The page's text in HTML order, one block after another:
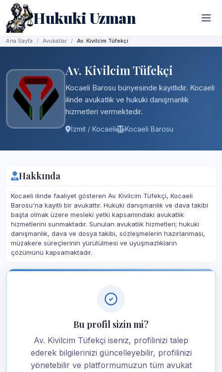
Hukuki Uzman
Ana Sayfa Avukatlar Av. Kivilcim Tüfekçi
Av. Kivilcim Tüfekçi
Kocaeli Barosu bünyesinde kayıtlıdır. Kocaeli
ilinde avukatlık ve hukuki danışmanlık
hizmetleri vermektedir.
İzmit / Kocaeli Kocaeli Barosu
Hakkında
Kocaeli ilinde faaliyet gösteren Av. Kivilcim Tüfekçi, Kocaeli
Barosu'na kayıtlı bir avukattır. Hukuki danışmanlık ve dava takibi
başta olmak üzere mesleki yetki kapsamındaki avukatlık
hizmetlerini sunmaktadır. Sunulan avukatlık hizmetleri; hukuki
danışmanlık, dava ve dosya takibi, sözleşmelerin hazırlanması,
müzakere süreçlerinin yürütülmesi ve uyuşmazlıkların
çözümünü kapsamaktadır.
Bu profil sizin mi?
Av. Kivilcim Tüfekçi iseniz, profilinizi talep
ederek bilgilerinizi güncelleyebilir, profilinizi
yönetebilir ve platformumuzun tüm avukat